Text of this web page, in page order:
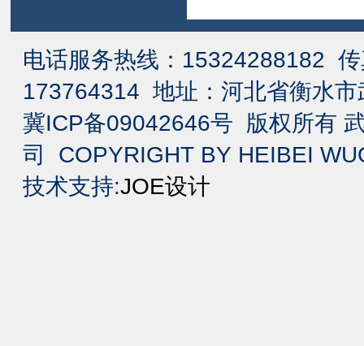
电话服务热线：15324288182
173764314 地址：河北省衡水
冀ICP备09042646号 版权所有
司 COPYRIGHT BY HEIBEI
技术支持:JOE设计